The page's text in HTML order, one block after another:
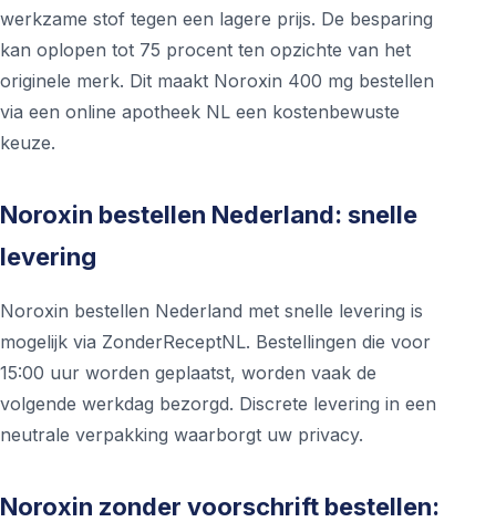
werkzame stof tegen een lagere prijs. De besparing
kan oplopen tot 75 procent ten opzichte van het
originele merk. Dit maakt Noroxin 400 mg bestellen
via een online apotheek NL een kostenbewuste
keuze.
Noroxin bestellen Nederland: snelle
levering
Noroxin bestellen Nederland met snelle levering is
mogelijk via ZonderReceptNL. Bestellingen die voor
15:00 uur worden geplaatst, worden vaak de
volgende werkdag bezorgd. Discrete levering in een
neutrale verpakking waarborgt uw privacy.
Noroxin zonder voorschrift bestellen: